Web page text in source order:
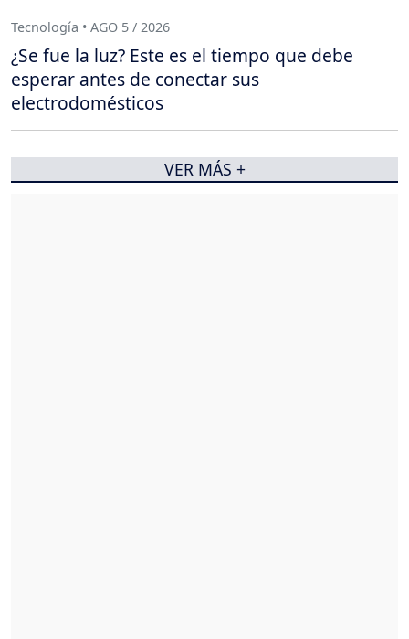
Tecnología • AGO 5 / 2026
¿Se fue la luz? Este es el tiempo que debe
esperar antes de conectar sus
electrodomésticos
VER MÁS +